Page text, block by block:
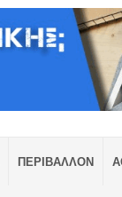
ΠΕΡΙΒΑΛΛΟΝ